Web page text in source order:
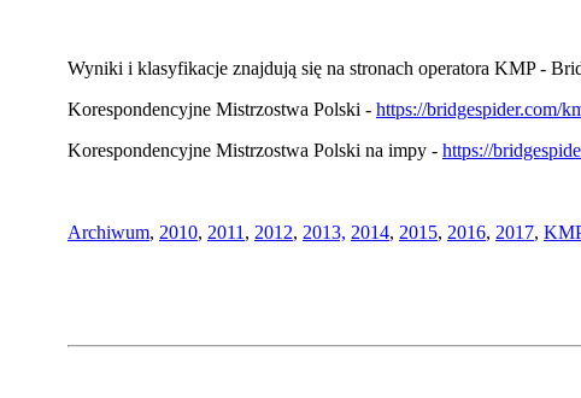
Wyniki i klasyfikacje znajdują się na stronach operatora KMP -
Korespondencyjne Mistrzostwa Polski - https://bridgespider.com/
Korespondencyjne Mistrzostwa Polski na impy - https://
Archiwum, 2010, 2011 , 2012, 2013, 2014, 2015, 2016, 2017,